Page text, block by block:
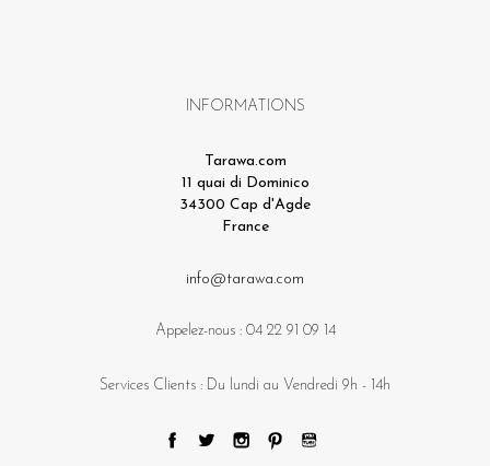
INFORMATIONS
Tarawa.com
11 quai di Dominico
34300 Cap d'Agde
France
info@tarawa.com
Appelez-nous : 04 22 91 09 14
Services Clients : Du lundi au Vendredi 9h - 14h